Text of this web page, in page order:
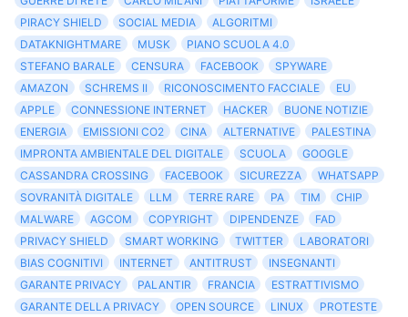
PIRACY SHIELD
SOCIAL MEDIA
ALGORITMI
DATAKNIGHTMARE
MUSK
PIANO SCUOLA 4.0
STEFANO BARALE
CENSURA FACEBOOK
SPYWARE
AMAZON
SCHREMS II RICONOSCIMENTO FACCIALE
EU
APPLE
CONNESSIONE INTERNET HACKER
BUONE NOTIZIE
ENERGIA
EMISSIONI CO2 CINA ALTERNATIVE
PALESTINA
IMPRONTA AMBIENTALE DEL DIGITALE
SCUOLA
GOOGLE
CASSANDRA CROSSING
FACEBOOK SICUREZZA
WHATSAPP
SOVRANITÀ DIGITALE
LLM TERRE RARE PA TIM
CHIP
MALWARE
AGCOM COPYRIGHT DIPENDENZE
FAD
PRIVACY SHIELD
SMART WORKING TWITTER
LABORATORI
BIAS COGNITIVI
INTERNET ANTITRUST
INSEGNANTI
GARANTE PRIVACY
PALANTIR FRANCIA
ESTRATTIVISMO
GARANTE DELLA PRIVACY
OPEN SOURCE LINUX
PROTESTE